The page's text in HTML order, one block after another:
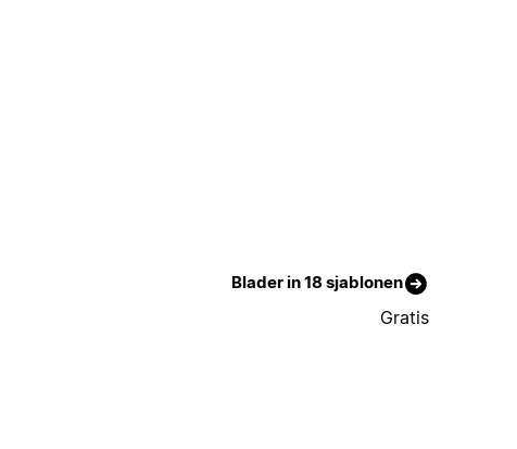
Blader in 18 sjablonen
Gratis